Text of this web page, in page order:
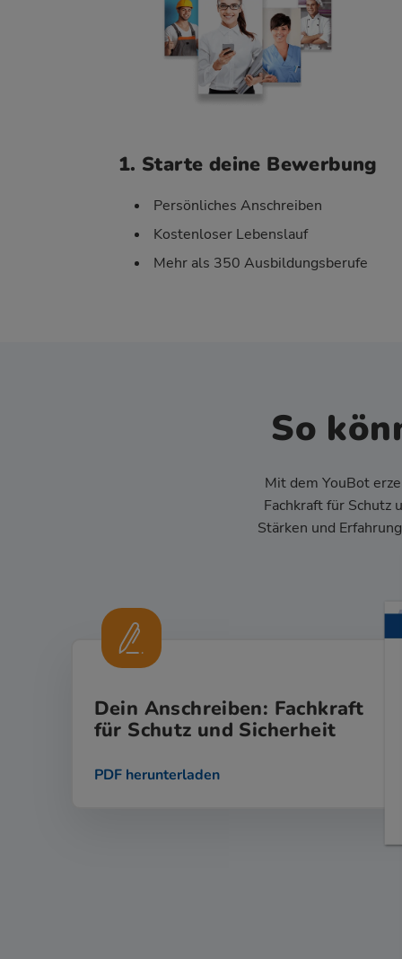
1. Starte deine Bewerbung
Persönliches Anschreiben
Kostenloser Lebenslauf
Mehr als 350 Ausbildungsberufe
So
Mit dem YouBot
Fachkraft für Schutz
Stärken und
Dein Anschreiben: Fachkraft
für Schutz und Sicherheit
PDF herunterladen